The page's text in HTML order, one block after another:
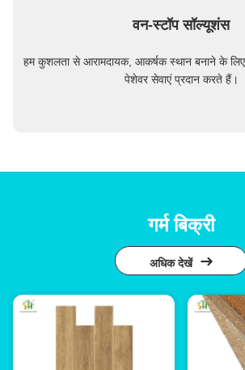
वन-स्टॉप सॉल्यूशंस
हम कुशलता से आरामदायक, आकर्षक स्थान बनाने के
पेशेवर सेवाएं प्रदान करते हैं।
गर्म बिक्री
अधिक देखें